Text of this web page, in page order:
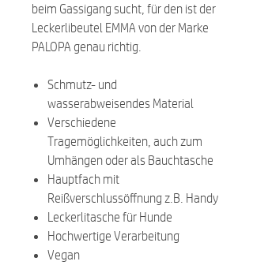
beim Gassigang sucht, für den ist der
Leckerlibeutel EMMA von der Marke
PALOPA genau richtig.
Schmutz- und
wasserabweisendes Material
Verschiedene
Tragemöglichkeiten, auch zum
Umhängen oder als Bauchtasche
Hauptfach mit
Reißverschlussöffnung z.B. Handy
Leckerlitasche für Hunde
Hochwertige Verarbeitung
Vegan